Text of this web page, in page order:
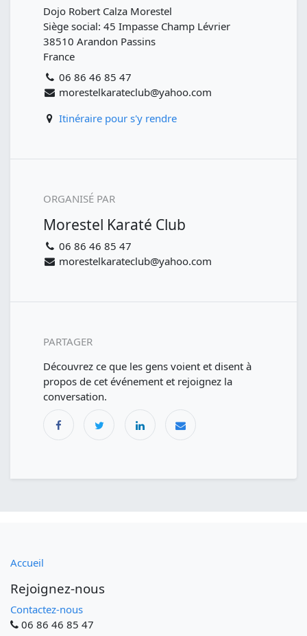
Dojo Robert Calza Morestel
Siège social: 45 Impasse Champ Lévrier
38510 Arandon Passins
France
06 86 46 85 47
morestelkarateclub@yahoo.com
Itinéraire pour s'y rendre
ORGANISÉ PAR
Morestel Karaté Club
06 86 46 85 47
morestelkarateclub@yahoo.com
PARTAGER
Découvrez ce que les gens voient et disent à
propos de cet événement et rejoignez la
conversation.
Accueil
Rejoignez-nous
Contactez-nous
06 86 46 85 47